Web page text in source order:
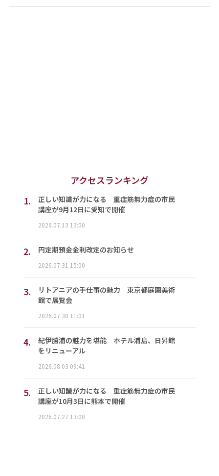
アクセスランキング
1.
正しい知識が力になる 重症筋無力症の市民
講座が9月12日に愛知で開催
2026.07.13 13:00
2. 円定期預金金利改定のお知らせ
2026.07.31 15:00
3.
リトアニアの手仕事の魅力 東京都庭園美術
館で展覧会
2026.07.30 11:01
4.
紀伊勝浦の魅力を堪能 ホテル浦島、日昇館
をリニューアル
2026.08.03 09:41
5.
正しい知識が力になる 重症筋無力症の市民
講座が10月3日に熊本で開催
2026.07.27 13:00